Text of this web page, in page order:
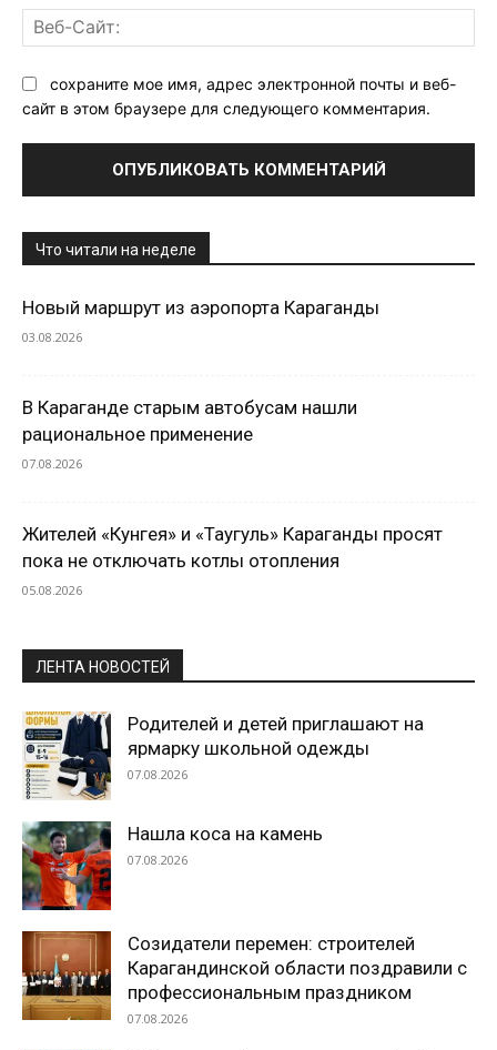
сохраните мое имя, адрес электронной почты и веб-
сайт в этом браузере для следующего комментария.
Что читали на неделе
Новый маршрут из аэропорта Караганды
03.08.2026
В Караганде старым автобусам нашли
рациональное применение
07.08.2026
Жителей «Кунгея» и «Таугуль» Караганды просят
пока не отключать котлы отопления
05.08.2026
ЛЕНТА НОВОСТЕЙ
Родителей и детей приглашают на
ярмарку школьной одежды
07.08.2026
Нашла коса на камень
07.08.2026
Созидатели перемен: строителей
Карагандинской области поздравили с
профессиональным праздником
07.08.2026